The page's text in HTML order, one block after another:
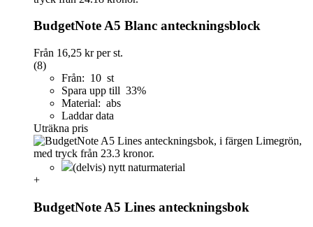
BudgetNote A5 Blanc anteckningsblock
Från 16,25 krper st.
(8)
Från: 10 st
Spara upp till 33%
Material: abs
Laddar data
Uträkna pris
(delvis) nytt naturmaterial
+
BudgetNote A5 Lines anteckningsbok